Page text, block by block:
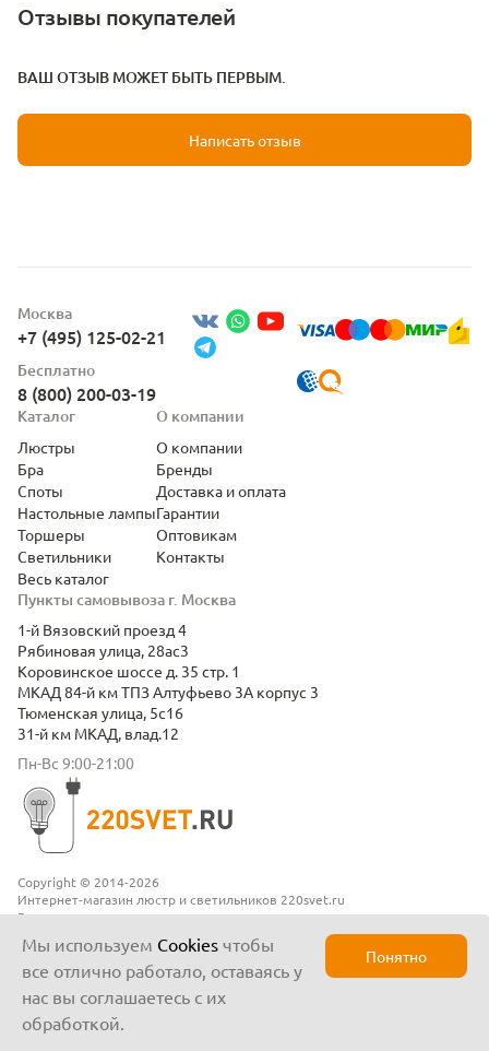
Отзывы покупателей
ВАШ ОТЗЫВ МОЖЕТ БЫТЬ ПЕРВЫМ.
Написать отзыв
Copyright © 2014-2026
Интернет-магазин люстр и светильников 220svet.ru
Все права защищены
Москва
+7 (495) 125-02-21
Бесплатно
8 (800) 200-03-19
Пункты самовывоза г. Москва
1-й Вязовский проезд 4
Рябиновая улица, 28ас3
Коровинское шоссе д. 35 стр. 1
МКАД 84-й км ТПЗ Алтуфьево 3А корпус 3
Тюменская улица, 5с16
31-й км МКАД, влад.12
Пн-Вс 9:00-21:00
Каталог
Люстры
Бра
Споты
Настольные лампы
Торшеры
Светильники
Весь каталог
О компании
О компании
Бренды
Доставка и оплата
Гарантии
Оптовикам
Контакты
Мы используем Cookies чтобы
все отлично работало, оставаясь у
нас вы соглашаетесь с их
обработкой.
Понятно